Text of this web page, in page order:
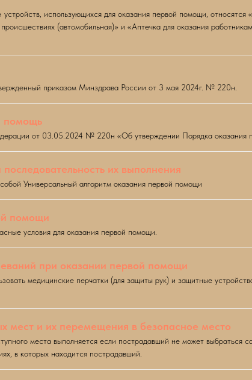
использующихся для оказания первой помощи, относятся
(автомобильная)» и «Аптечка для оказания
приказом Минздрава России от 3 мая 2024г. № 220н.
помощь
от 03.05.2024 № 220н «Об утверждении Порядка оказания
их выполнения
Универсальный алгоритм оказания первой помощи
помощи
условия для оказания первой помощи.
при оказании первой помощи
медицинские перчатки (для защиты рук) и защитные
мест и их перемещения в безопасное место
места выполняется если пострадавший не может выбраться
в которых находится пострадавший.